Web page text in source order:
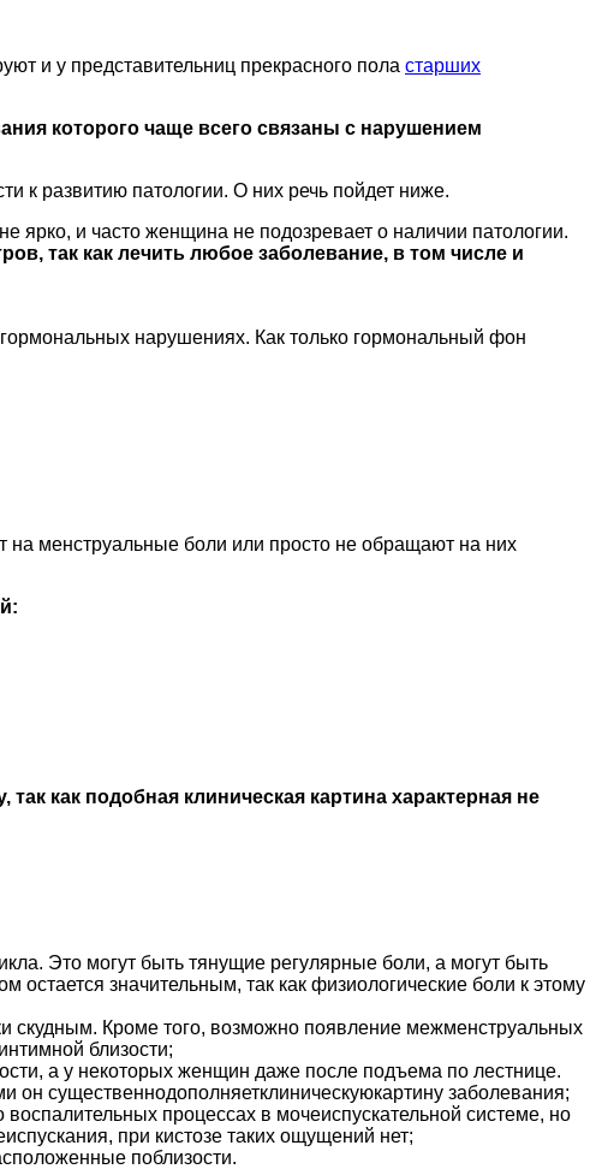
и у представительниц прекрасного пола старших
которого чаще всего связаны с нарушением
к развитию патологии. О них речь пойдет ниже.
ярко, и часто женщина не подозревает о наличии патологии.
так как лечить любое заболевание, в том числе и
нарушениях. Как только гормональный фон
менструальные боли или просто не обращают на них
как подобная клиническая картина характерная не
Это могут быть тянущие регулярные боли, а могут быть
значительным, так как физиологические боли к этому
скудным. Кроме того, возможно появление межменструальных
близости;
а у некоторых женщин даже после подъема по лестнице.
он существеннодополняетклиническуюкартину заболевания;
процессах в мочеиспускательной системе, но
при кистозе таких ощущений нет;
поблизости.